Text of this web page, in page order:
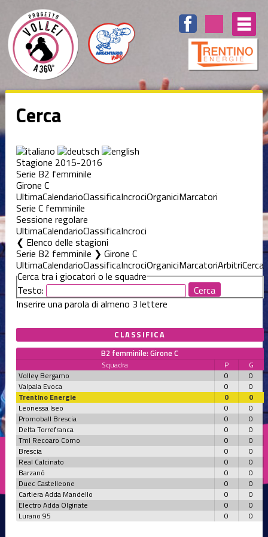
Cerca
Stagione 2015-2016
Serie B2 femminile
Girone C
UltimaCalendarioClassificaIncrociOrganiciMarcatori
Serie C femminile
Sessione regolare
UltimaCalendarioClassificaIncroci
Elenco delle stagioni
Serie B2 femminile ❯ Girone C
UltimaCalendarioClassificaIncrociOrganiciMarcatoriArbitriCerca
Cerca tra i giocatori o le squadre
Testo:
Inserire una parola di almeno 3 lettere
CLASSIFICA
B2 femminile: Girone C
Squadra P
G
Volley Bergamo
0
0
Valpala Evoca
0
0
Trentino Energie
0
0
Leonessa Iseo
0
0
Promoball Brescia
0
0
Delta Torrefranca
0
0
Tml Recoaro Como
0
0
Brescia
0
0
Real Calcinato
0
0
Barzanò
0
0
Duec Castelleone
0
0
Cartiera Adda Mandello
0
0
Electro Adda Olginate
0
0
Lurano 95
0 0